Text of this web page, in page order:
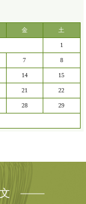
金 土
1
7 8
14 15
21 22
28 29